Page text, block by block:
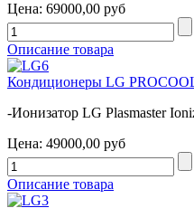
Цена: 69000,00 руб
Описание товара
Кондиционеры LG
-Ионизатор LG Plasmaster
Цена: 49000,00 руб
Описание товара